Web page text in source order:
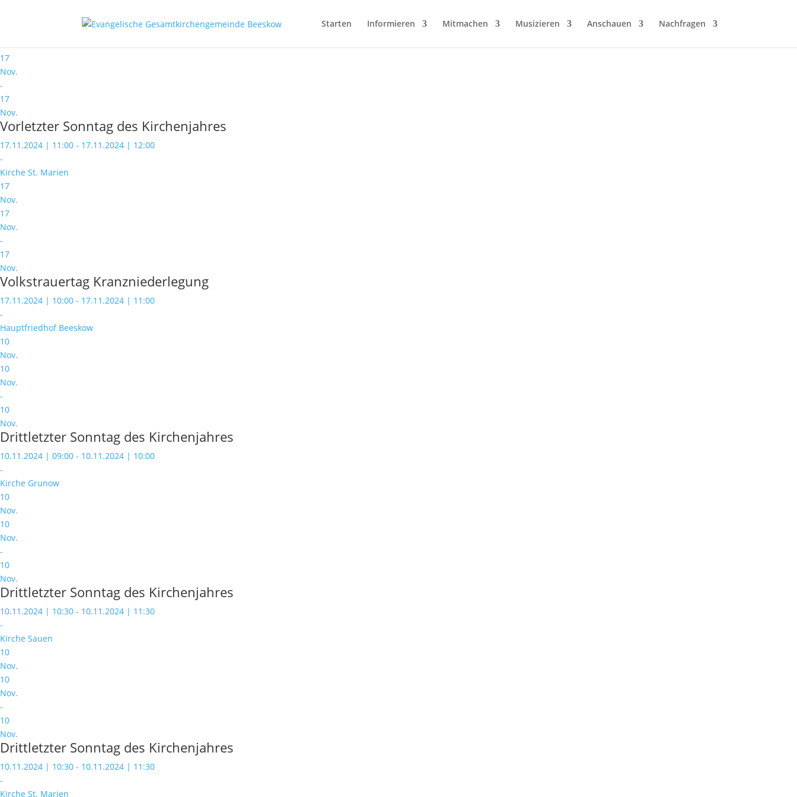
Starten Informieren Mitmachen Musizieren Anschauen Nachfragen
17
Nov.
-
17
Nov.
Vorletzter Sonntag des Kirchenjahres
17.11.2024 | 11:00 - 17.11.2024 | 12:00
-
Kirche St. Marien
17
Nov.
17
Nov.
-
17
Nov.
Volkstrauertag Kranzniederlegung
17.11.2024 | 10:00 - 17.11.2024 | 11:00
-
Hauptfriedhof Beeskow
10
Nov.
10
Nov.
-
10
Nov.
Drittletzter Sonntag des Kirchenjahres
10.11.2024 | 09:00 - 10.11.2024 | 10:00
-
Kirche Grunow
10
Nov.
10
Nov.
-
10
Nov.
Drittletzter Sonntag des Kirchenjahres
10.11.2024 | 10:30 - 10.11.2024 | 11:30
-
Kirche Sauen
10
Nov.
10
Nov.
-
10
Nov.
Drittletzter Sonntag des Kirchenjahres
10.11.2024 | 10:30 - 10.11.2024 | 11:30
-
Kirche St. Marien